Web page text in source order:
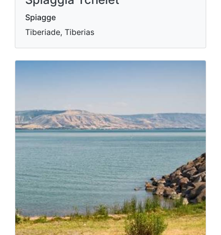
Spiagge
Tiberiade, Tiberias